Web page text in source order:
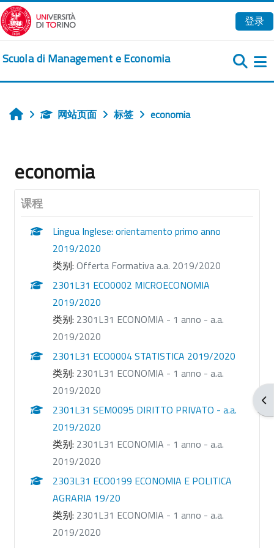
跳到主要内容
登录
Scuola di Management e Economia
打
首页 网站页面 标签 economia
economia
课程
Lingua Inglese: orientamento primo anno
2019/2020
类别: Offerta Formativa a.a. 2019/2020
2301L31 ECO0002 MICROECONOMIA
2019/2020
类别: 2301L31 ECONOMIA - 1 anno - a.a.
2019/2020
2301L31 ECO0004 STATISTICA 2019/2020
类别: 2301L31 ECONOMIA - 1 anno - a.a.
2019/2020
2301L31 SEM0095 DIRITTO PRIVATO - a.a.
2019/2020
类别: 2301L31 ECONOMIA - 1 anno - a.a.
2019/2020
2303L31 ECO0199 ECONOMIA E POLITICA
AGRARIA 19/20
类别: 2301L31 ECONOMIA - 1 anno - a.a.
2019/2020